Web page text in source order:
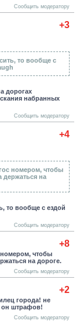
Сообщить модератору
+3
то вообще с
дорогах
набранных
Сообщить модератору
+4
номером, чтобы
на
то вообще с ездой
Сообщить модератору
+8
номером, чтобы
на дороге.
Сообщить модератору
+2
города! не
он штрафов!
Сообщить модератору